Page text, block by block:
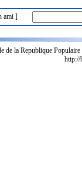
ami ]
de la Republique
http://